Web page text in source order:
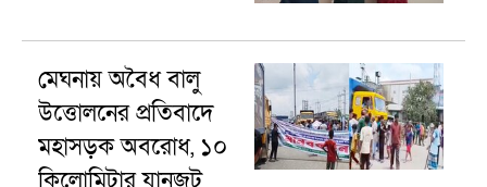
মেঘনায় অবৈধ বালু
উত্তোলনের প্রতিবাদে
মহাসড়ক অবরোধ, ১০